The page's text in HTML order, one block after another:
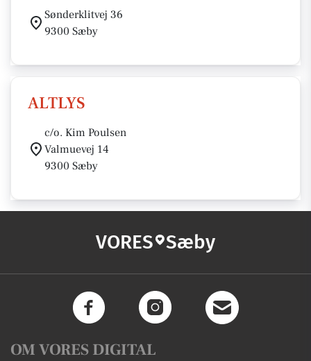
Sønderklitvej 36
9300 Sæby
ALTLYS
c/o. Kim Poulsen
Valmuevej 14
9300 Sæby
VORES Sæby
OM VORES DIGITAL